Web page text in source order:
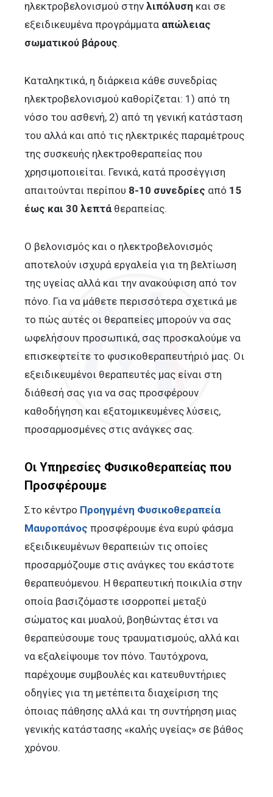
ηλεκτροβελονισμού στην λιπόλυση και σε
εξειδικευμένα προγράμματα απώλειας
σωματικού βάρους.
Καταληκτικά, η διάρκεια κάθε συνεδρίας
ηλεκτροβελονισμού καθορίζεται: 1) από τη
νόσο του ασθενή, 2) από τη γενική κατάσταση
του αλλά και από τις ηλεκτρικές παραμέτρους
της συσκευής ηλεκτροθεραπείας που
χρησιμοποιείται. Γενικά, κατά προσέγγιση
απαιτούνται περίπου 8-10 συνεδρίες από 15
έως και 30 λεπτά θεραπείας.
Ο βελονισμός και ο ηλεκτροβελονισμός
αποτελούν ισχυρά εργαλεία για τη βελτίωση
της υγείας αλλά και την ανακούφιση από τον
πόνο. Για να μάθετε περισσότερα σχετικά με
το πώς αυτές οι θεραπείες μπορούν να σας
ωφελήσουν προσωπικά, σας προσκαλούμε να
επισκεφτείτε το φυσικοθεραπευτήριό μας. Οι
εξειδικευμένοι θεραπευτές μας είναι στη
διάθεσή σας για να σας προσφέρουν
καθοδήγηση και εξατομικευμένες λύσεις,
προσαρμοσμένες στις ανάγκες σας.
Οι Υπηρεσίες Φυσικοθεραπείας που
Προσφέρουμε
Στο κέντρο Προηγμένη Φυσικοθεραπεία
Μαυροπάνος προσφέρουμε ένα ευρύ φάσμα
εξειδικευμένων θεραπειών τις οποίες
προσαρμόζουμε στις ανάγκες του εκάστοτε
θεραπευόμενου. Η θεραπευτική ποικιλία στην
οποία βασιζόμαστε ισορροπεί μεταξύ
σώματος και μυαλού, βοηθώντας έτσι να
θεραπεύσουμε τους τραυματισμούς, αλλά και
να εξαλείψουμε τον πόνο. Ταυτόχρονα,
παρέχουμε συμβουλές και κατευθυντήριες
οδηγίες για τη μετέπειτα διαχείριση της
όποιας πάθησης αλλά και τη συντήρηση μιας
γενικής κατάστασης «καλής υγείας» σε βάθος
χρόνου.